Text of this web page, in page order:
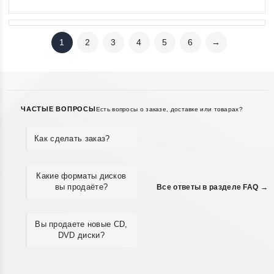
1 2 3 4 5 6 →
ЧАСТЫЕ ВОПРОСЫ Есть вопросы о заказе, доставке или товарах?
Как сделать заказ?
Какие форматы дисков
вы продаёте?
Вы продаете новые CD,
DVD диски?
Все ответы в разделе FAQ →